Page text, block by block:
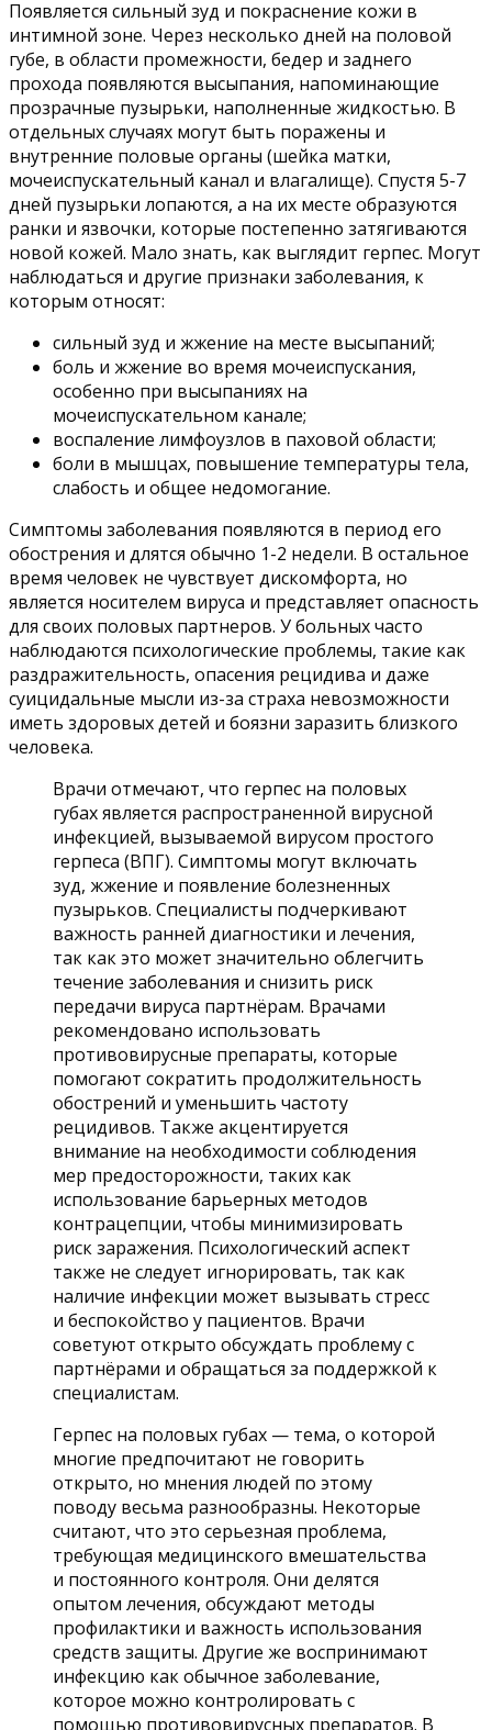
Появляется сильный зуд и покраснение кожи в
интимной зоне. Через несколько дней на половой
губе, в области промежности, бедер и заднего
прохода появляются высыпания, напоминающие
прозрачные пузырьки, наполненные жидкостью. В
отдельных случаях могут быть поражены и
внутренние половые органы (шейка матки,
мочеиспускательный канал и влагалище). Спустя 5-7
дней пузырьки лопаются, а на их месте образуются
ранки и язвочки, которые постепенно затягиваются
новой кожей. Мало знать, как выглядит герпес. Могут
наблюдаться и другие признаки заболевания, к
которым относят:
сильный зуд и жжение на месте высыпаний;
боль и жжение во время мочеиспускания,
особенно при высыпаниях на
мочеиспускательном канале;
воспаление лимфоузлов в паховой области;
боли в мышцах, повышение температуры тела,
слабость и общее недомогание.
Симптомы заболевания появляются в период его
обострения и длятся обычно 1-2 недели. В остальное
время человек не чувствует дискомфорта, но
является носителем вируса и представляет опасность
для своих половых партнеров. У больных часто
наблюдаются психологические проблемы, такие как
раздражительность, опасения рецидива и даже
суицидальные мысли из-за страха невозможности
иметь здоровых детей и боязни заразить близкого
человека.
Врачи отмечают, что герпес на половых
губах является распространенной вирусной
инфекцией, вызываемой вирусом простого
герпеса (ВПГ). Симптомы могут включать
зуд, жжение и появление болезненных
пузырьков. Специалисты подчеркивают
важность ранней диагностики и лечения,
так как это может значительно облегчить
течение заболевания и снизить риск
передачи вируса партнёрам. Врачами
рекомендовано использовать
противовирусные препараты, которые
помогают сократить продолжительность
обострений и уменьшить частоту
рецидивов. Также акцентируется
внимание на необходимости соблюдения
мер предосторожности, таких как
использование барьерных методов
контрацепции, чтобы минимизировать
риск заражения. Психологический аспект
также не следует игнорировать, так как
наличие инфекции может вызывать стресс
и беспокойство у пациентов. Врачи
советуют открыто обсуждать проблему с
партнёрами и обращаться за поддержкой к
специалистам.
Герпес на половых губах — тема, о которой
многие предпочитают не говорить
открыто, но мнения людей по этому
поводу весьма разнообразны. Некоторые
считают, что это серьезная проблема,
требующая медицинского вмешательства
и постоянного контроля. Они делятся
опытом лечения, обсуждают методы
профилактики и важность использования
средств защиты. Другие же воспринимают
инфекцию как обычное заболевание,
которое можно контролировать с
помощью противовирусных препаратов. В